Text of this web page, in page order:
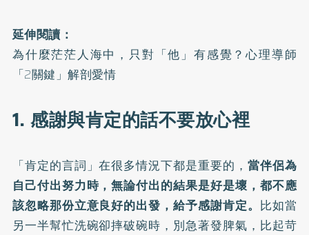
延伸閱讀：
為什麼茫茫人海中，只對「他」有感覺？心理導師
「2關鍵」解剖愛情
1. 感謝與肯定的話不要放心裡
「肯定的言詞」在很多情況下都是重要的， 當伴侶為
自己付出努力時，無論付出的結果是好是壞，都不應
該忽略那份立意良好的出發，給予感謝肯定。 比如當
另一半幫忙洗碗卻摔破碗時，別急著發脾氣，比起苛